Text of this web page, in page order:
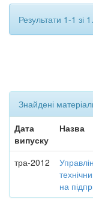
Результати 1-1 зі 1.
Знайдені
Дата
випуску
Назва
тра-2012
на